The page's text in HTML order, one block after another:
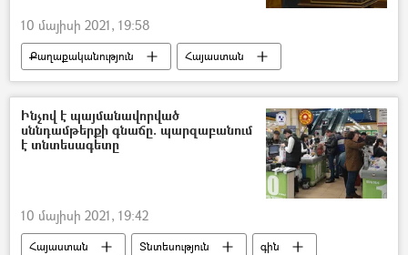
10 մայիսի 2021, 19:58
Քաղաքականություն
Հայաստան
Նիկոլ Փաշինյան
ԱԺ (Ազգային ժողով)
Ինչով է պայմանավորված
սննդամթերքի գնաճը. պարզաբանում
է տնտեսագետը
10 մայիսի 2021, 19:42
Հայաստան Տնտեսություն
գին